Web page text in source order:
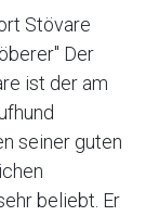
Stövare
Der
ist der am
seiner guten
beliebt. Er